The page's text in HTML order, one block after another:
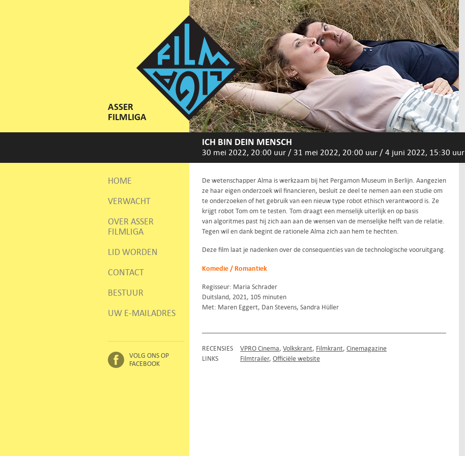
ASSER
FILMLIGA
ICH BIN DEIN MENSCH
30 mei 2022, 20:00 uur / 31 mei 2022, 20:00 uur / 4 juni 2022, 15:30 uur
HOME
VERWACHT
OVER ASSER
FILMLIGA
LID WORDEN
CONTACT
BESTUUR
UW E-MAILADRES
VOLG ONS OP
FACEBOOK
De wetenschapper Alma is werkzaam bij het Pergamon Museum in Berlijn. Aangezien
ze haar eigen onderzoek wil financieren, besluit ze deel te nemen aan een studie om
te onderzoeken of het gebruik van een nieuw type robot ethisch verantwoord is. Ze
krijgt robot Tom om te testen. Tom draagt een menselijk uiterlijk en op basis
van algoritmes past hij zich aan aan de wensen van de menselijke helft van de relatie.
Tegen wil en dank begint de rationele Alma zich aan hem te hechten.
Deze film laat je nadenken over de consequenties van de technologische vooruitgang.
Komedie / Romantiek
Regisseur: Maria Schrader
Duitsland, 2021, 105 minuten
Met: Maren Eggert, Dan Stevens, Sandra Hüller
RECENSIES VPRO Cinema Volkskrant Filmkrant Cinemagazine
LINKS
Filmtrailer Officiële website